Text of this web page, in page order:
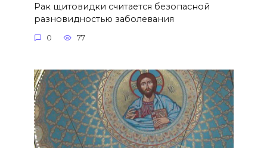
Рак щитовидки считается безопасной
разновидностью заболевания
0 77